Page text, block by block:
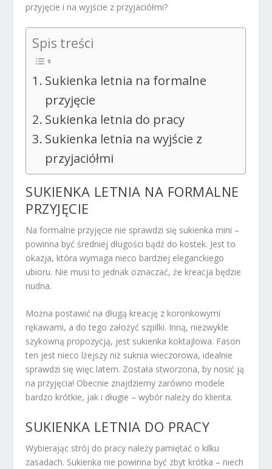
przyjęcie i na wyjście z przyjaciółmi?
Spis treści
Sukienka letnia na formalne
przyjęcie
Sukienka letnia do pracy
Sukienka letnia na wyjście z
przyjaciółmi
SUKIENKA LETNIA NA FORMALNE
PRZYJĘCIE
Na formalne przyjęcie nie sprawdzi się sukienka mini –
powinna być średniej długości bądź do kostek. Jest to
okazja, która wymaga nieco bardziej eleganckiego
ubioru. Nie musi to jednak oznaczać, że kreacja będzie
nudna.
Można postawić na długą kreację z koronkowymi
rękawami, a do tego założyć szpilki. Inną, niezwykle
szykowną propozycją, jest sukienka koktajlowa. Fason
ten jest nieco lżejszy niż suknia wieczorowa, idealnie
sprawdzi się więc latem. Została stworzona, by nosić ją
na przyjęcia! Obecnie znajdziemy zarówno modele
bardzo krótkie, jak i długie – wybór należy do klienta.
SUKIENKA LETNIA DO PRACY
Wybierając strój do pracy należy pamiętać o kilku
zasadach. Sukienka nie powinna być zbyt krótka – niech